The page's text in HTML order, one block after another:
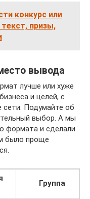
конкурс или
призы,
вывода
лучше или хуже
и целей, с
Подумайте об
выбор. А мы
формата и сделали
было проще
Группа